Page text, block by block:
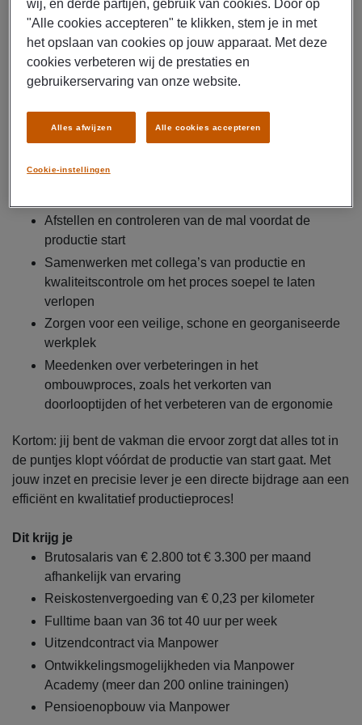
kwaliteit van de producten altijd op topniveau. Enkele van
je werkzaamheden zijn:
Ombouwen van mallen aan de hand van
productietekeningen en werkopdrachten
instelpunten
Afstellen en controleren van de mal voordat de
productie start
Samenwerken met collega’s van productie en
kwaliteitscontrole om het proces soepel te laten
verlopen
Zorgen voor een veilige, schone en georganiseerde
werkplek
Meedenken over verbeteringen in het
ombouwproces, zoals het verkorten van
doorlooptijden of het verbeteren van de ergonomie
Kortom: jij bent de vakman die ervoor zorgt dat alles tot in
de puntjes klopt vóórdat de productie van start gaat. Met
jouw inzet en precisie lever je een directe bijdrage aan een
efficiënt en kwalitatief productieproces!
Dit krijg je
Brutosalaris van € 2.800 tot € 3.300 per maand
afhankelijk van ervaring
Reiskostenvergoeding van € 0,23 per kilometer
Fulltime baan van 36 tot 40 uur per week
Uitzendcontract via Manpower
Ontwikkelingsmogelijkheden via Manpower
Academy (meer dan 200 online trainingen)
Pensioenopbouw via Manpower
wij, en derde partijen, gebruik van cookies. Door op
"Alle cookies accepteren" te klikken, stem je in met
het opslaan van cookies op jouw apparaat. Met deze
cookies verbeteren wij de prestaties en
gebruikerservaring van onze website.
Cookie-instellingen
Alles afwijzen Alle cookies accepteren